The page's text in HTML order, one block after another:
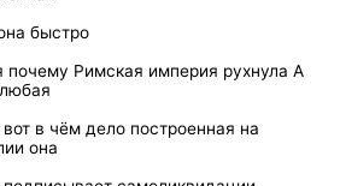
быстро
почему Римская империя рухнула А
в чём дело построенная на
она